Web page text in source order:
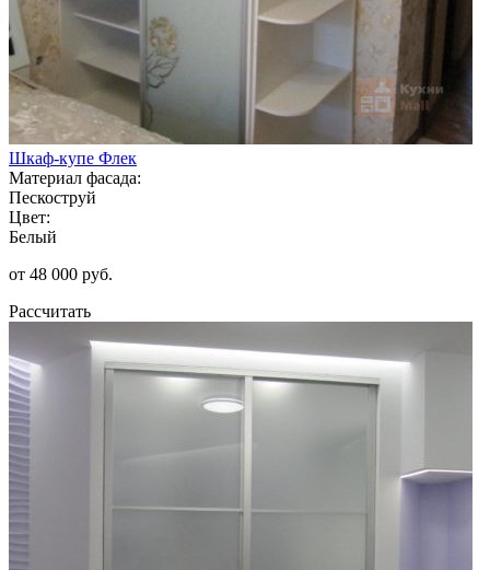
Шкаф-купе Флек
Материал фасада:
Пескоструй
Цвет:
Белый
от 48 000 руб.
Рассчитать